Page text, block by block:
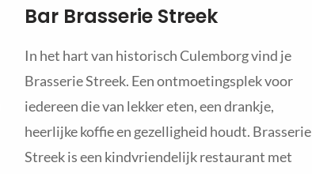
Bar Brasserie Streek
In het hart van historisch Culemborg vind je
Brasserie Streek. Een ontmoetingsplek voor
iedereen die van lekker eten, een drankje,
heerlijke koffie en gezelligheid houdt. Brasserie
Streek is een kindvriendelijk restaurant met